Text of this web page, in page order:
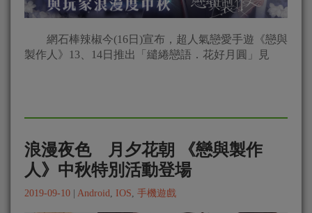
網石棒辣椒今(16日)宣布，超人氣戀愛手遊《戀與
製作人》13、14日推出「繾綣戀語．花好月圓」見
浪漫夜色 月夕花朝 《戀與製作
人》中秋特別活動登場
2019-09-10 Android, IOS, 手機遊戲